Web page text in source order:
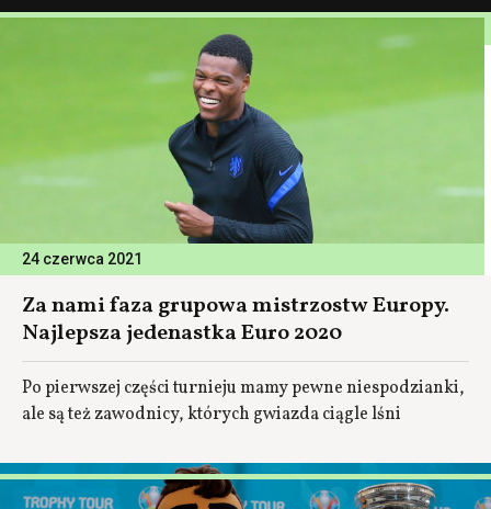
24 czerwca 2021
Za nami faza grupowa mistrzostw Europy.
Najlepsza jedenastka Euro 2020
Po pierwszej części turnieju mamy pewne niespodzianki,
ale są też zawodnicy, których gwiazda ciągle lśni